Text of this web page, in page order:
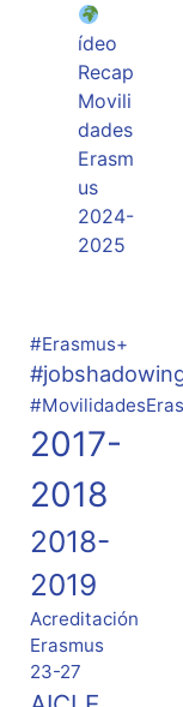
ídeo
Recap
Movili
dades
Erasm
us
2024-
2025
#Erasmus+
2017-
2018
2018-
2019
Acreditación
Erasmus
23-27